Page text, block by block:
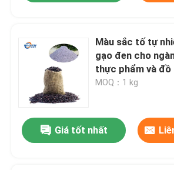
Màu sắc tố tự
gạo đen cho
thực phẩm và đồ
MOQ：1 kg
Giá tốt nhất